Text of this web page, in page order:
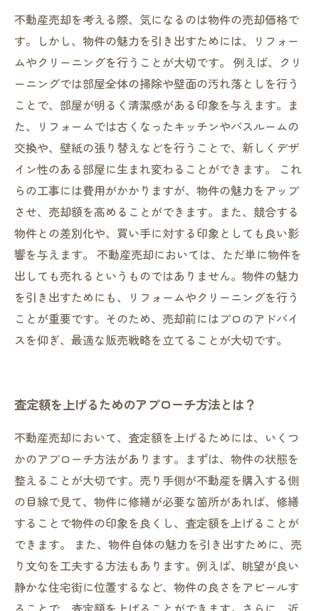
不動産売却を考える際、気になるのは物件の売却価格で
す。しかし、物件の魅力を引き出すためには、リフォー
ムやクリーニングを行うことが大切です。 例えば、クリ
ーニングでは部屋全体の掃除や壁面の汚れ落としを行う
ことで、部屋が明るく清潔感がある印象を与えます。ま
た、リフォームでは古くなったキッチンやバスルームの
交換や、壁紙の張り替えなどを行うことで、新しくデザ
イン性のある部屋に生まれ変わることができます。 これ
らの工事には費用がかかりますが、物件の魅力をアップ
させ、売却額を高めることができます。また、競合する
物件との差別化や、買い手に対する印象としても良い影
響を与えます。 不動産売却においては、ただ単に物件を
出しても売れるというものではありません。物件の魅力
を引き出すためにも、リフォームやクリーニングを行う
ことが重要です。そのため、売却前にはプロのアドバイ
スを仰ぎ、最適な販売戦略を立てることが大切です。
査定額を上げるためのアプローチ方法とは？
不動産売却において、査定額を上げるためには、いくつ
かのアプローチ方法があります。まずは、物件の状態を
整えることが大切です。売り手側が不動産を購入する側
の目線で見て、物件に修繕が必要な箇所があれば、修繕
することで物件の印象を良くし、査定額を上げることが
できます。 また、物件自体の魅力を引き出すために、売
り文句を工夫する方法もあります。例えば、眺望が良い
静かな住宅街に位置するなど、物件の良さをアピールす